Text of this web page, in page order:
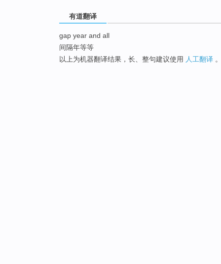
有道翻译
gap year and all
间隔年等等
以上为机器翻译结果，长、整句建议使用 人工翻译